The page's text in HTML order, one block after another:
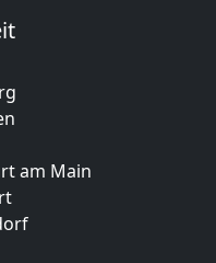
am Main